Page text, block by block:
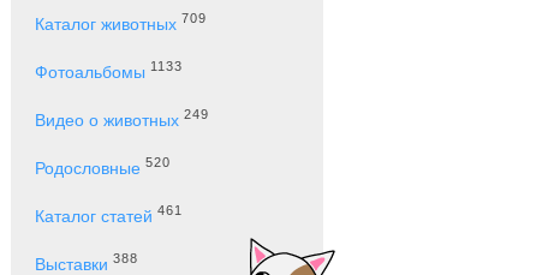
Каталог животных 709
Фотоальбомы 1133
Видео о животных 249
Родословные 520
Каталог статей 461
Выставки 388